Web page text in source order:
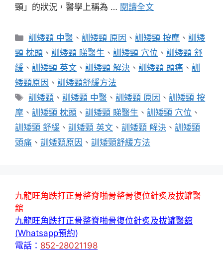
頸」的狀況，醫學上稱為 … 閱讀全文
分
類
訓矮頸 中醫 、訓矮頸 原因 、訓矮頸 按摩 、訓矮
頸 枕頭 、 訓矮頸 睇醫生 、 訓矮頸 穴位 、 訓矮頸 舒
緩 、 訓矮頸 英文 、 訓矮頸 解決 、 訓矮頸 頭痛 、 訓
矮頸原因 、 訓矮頸舒緩方法
標
籤
訓矮頸 、訓矮頸 中醫 、訓矮頸 原因 、訓矮頸 按
摩 、 訓矮頸 枕頭 、 訓矮頸 睇醫生 、 訓矮頸 穴位 、
訓矮頸 舒緩 、 訓矮頸 英文 、 訓矮頸 解決 、 訓矮頸
頭痛 、 訓矮頸原因 、 訓矮頸舒緩方法
九龍旺角跌打正骨整脊啪骨整骨復位針炙及拔罐醫
舘
九龍旺角跌打正骨整脊啪骨復位針炙及拔罐醫舘
(Whatsapp預約)
電話： 852-28021198